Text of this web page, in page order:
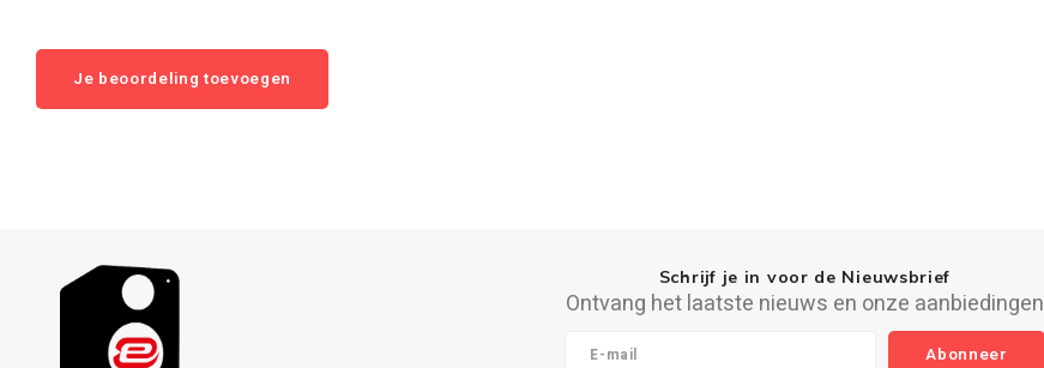
Je beoordeling toevoegen
Schrijf je in voor de Nieuwsbrief
Ontvang het laatste nieuws en onze aanbiedingen
Abonneer